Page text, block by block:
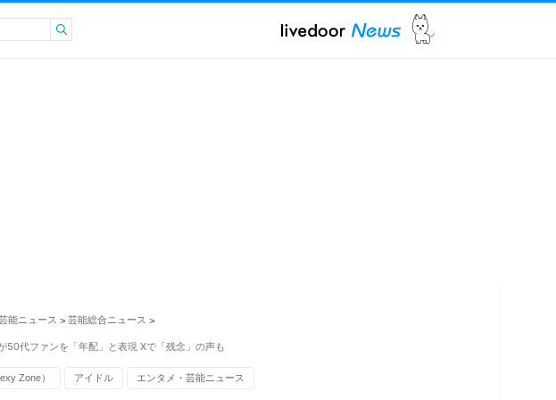
能ニュース > 芸能総合ニュース >
50代ファンを「年配」と表現 Xで「残念」の声も
Zone） アイドル エンタメ・芸能ニュース